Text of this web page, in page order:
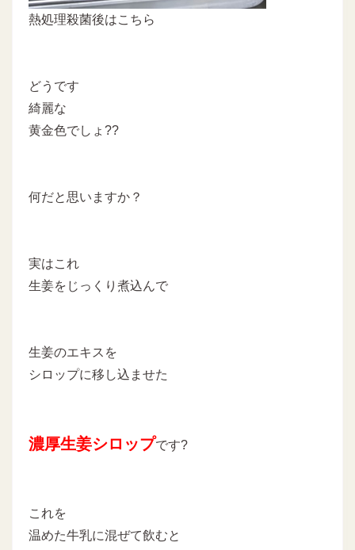
熱処理殺菌後はこちら
どうです
綺麗な
黄金色でしょ??
何だと思いますか？
実はこれ
生姜をじっくり煮込んで
生姜のエキスを
シロップに移し込ませた
濃厚生姜シロップです?
これを
温めた牛乳に混ぜて飲むと